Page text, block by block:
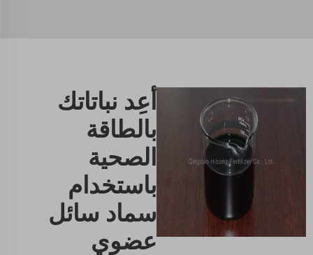
أعِد نباتاتك
بالطاقة
الصحية
باستخدام
سماد سائل
عضوي